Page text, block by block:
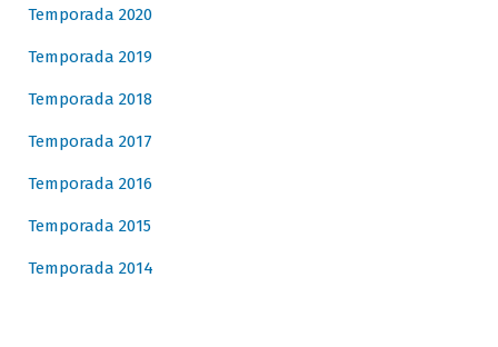
Temporada 2020
Temporada 2019
Temporada 2018
Temporada 2017
Temporada 2016
Temporada 2015
Temporada 2014